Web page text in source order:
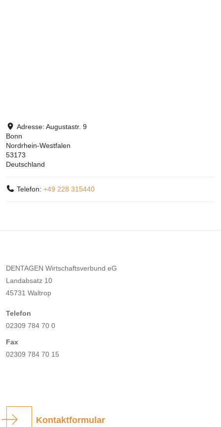
Adresse:Augustastr. 9
Bonn
Nordrhein-Westfalen
53173
Deutschland
Telefon:+49 228 315440
DENTAGEN Wirtschaftsverbund eG
Landabsatz 10
45731 Waltrop
Telefon
02309 784 70 0
Fax
02309 784 70 15
Kontaktformular